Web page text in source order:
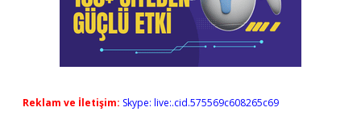
Reklam ve İletişim: Skype: live:.cid.575569c608265c69